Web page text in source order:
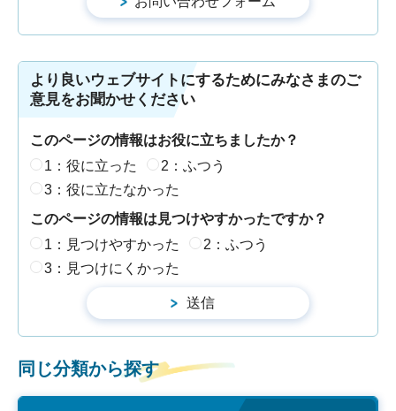
より良いウェブサイトにするためにみなさまのご
意見をお聞かせください
このページの情報はお役に立ちましたか？
1：役に立った
2：ふつう
3：役に立たなかった
このページの情報は見つけやすかったですか？
1：見つけやすかった
2：ふつう
3：見つけにくかった
同じ分類から探す